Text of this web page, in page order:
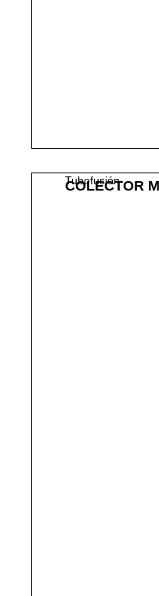
Tubofusión
COLECTOR